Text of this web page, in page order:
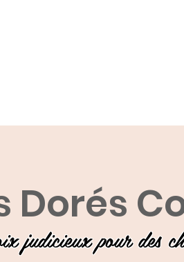
Dorés
judicieux pour des